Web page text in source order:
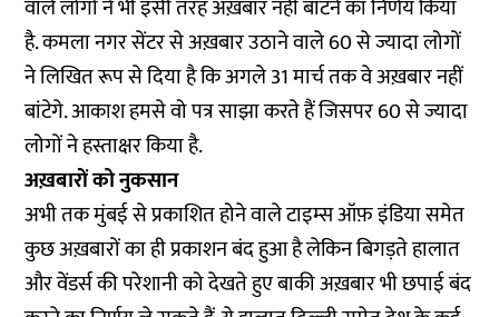
वाले लोगों ने भी इसी तरह अख़बार नहीं बांटने का निर्णय किया
है. कमला नगर सेंटर से अख़बार उठाने वाले 60 से ज्यादा लोगों
ने लिखित रूप से दिया है कि अगले 31 मार्च तक वे अख़बार नहीं
बांटेगे. आकाश हमसे वो पत्र साझा करते हैं जिसपर 60 से ज्यादा
लोगों ने हस्ताक्षर किया है.
अख़बारों को नुकसान
अभी तक मुंबई से प्रकाशित होने वाले टाइम्स ऑफ़ इंडिया समेत
कुछ अख़बारों का ही प्रकाशन बंद हुआ है लेकिन बिगड़ते हालात
और वेंडर्स की परेशानी को देखते हुए बाकी अख़बार भी छपाई बंद